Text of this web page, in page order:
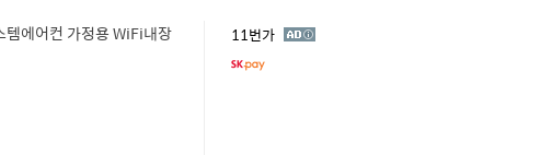
에어컨 가정용 WiFi내장
11번가 광